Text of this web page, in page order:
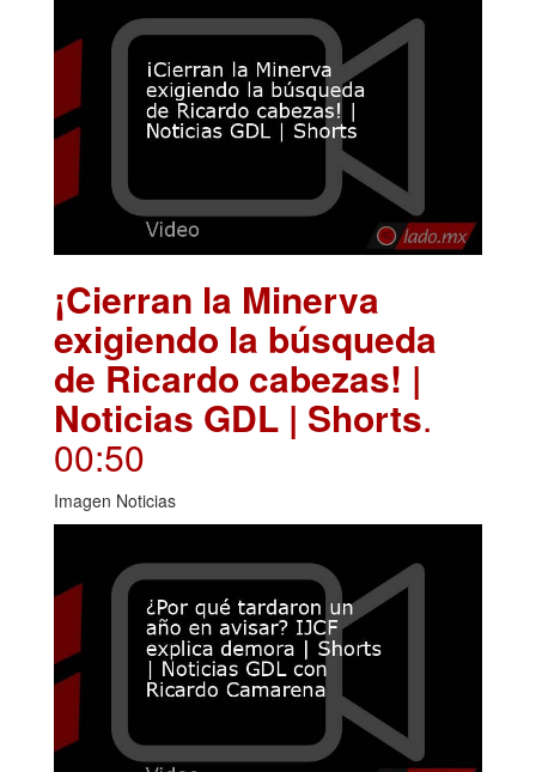
¡Cierran la Minerva
exigiendo la búsqueda
de Ricardo cabezas! |
Noticias GDL | Shorts.
00:50
Imagen Noticias